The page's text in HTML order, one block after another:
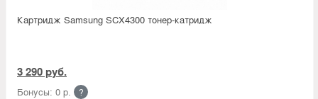
Картридж Samsung SCX4300 тонер-катридж
3 290 руб.
Бонусы: 0 р. ?